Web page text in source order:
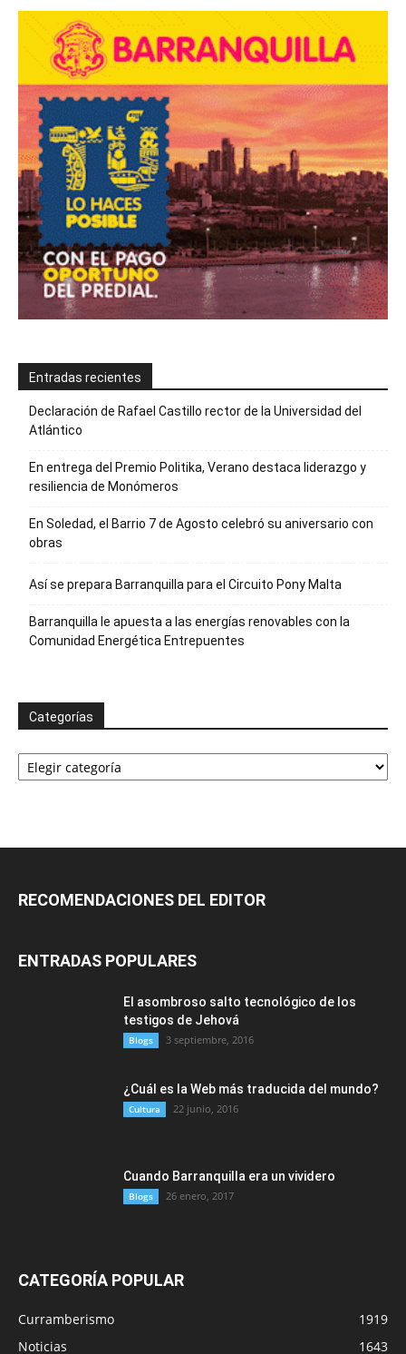
Entradas recientes
Declaración de Rafael Castillo rector de la Universidad del
Atlántico
En entrega del Premio Politika, Verano destaca liderazgo y
resiliencia de Monómeros
En Soledad, el Barrio 7 de Agosto celebró su aniversario con
obras
Así se prepara Barranquilla para el Circuito Pony Malta
Barranquilla le apuesta a las energías renovables con la
Comunidad Energética Entrepuentes
Categorías
Categorías
RECOMENDACIONES DEL EDITOR
ENTRADAS POPULARES
El asombroso salto tecnológico de los
testigos de Jehová
Blogs 3 septiembre, 2016
¿Cuál es la Web más traducida del mundo?
Cultura 22 junio, 2016
Cuando Barranquilla era un vividero
Blogs 26 enero, 2017
CATEGORÍA POPULAR
Curramberismo
1919
Noticias
1643